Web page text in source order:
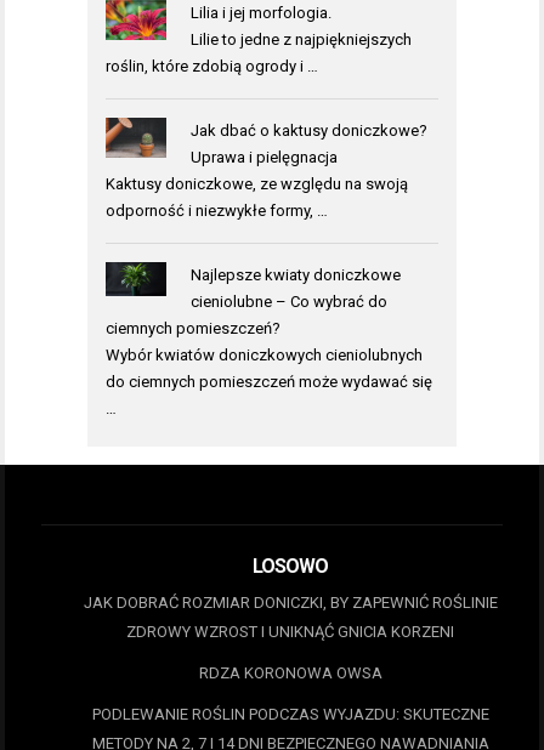
Lilia i jej morfologia.
Lilie to jedne z najpiękniejszych
roślin, które zdobią ogrody i …
Jak dbać o kaktusy doniczkowe?
Uprawa i pielęgnacja
Kaktusy doniczkowe, ze względu na swoją
odporność i niezwykłe formy, …
Najlepsze kwiaty doniczkowe
cieniolubne – Co wybrać do
ciemnych pomieszczeń?
Wybór kwiatów doniczkowych cieniolubnych
do ciemnych pomieszczeń może wydawać się
…
LOSOWO
JAK DOBRAĆ ROZMIAR DONICZKI, BY ZAPEWNIĆ ROŚLINIE
ZDROWY WZROST I UNIKNĄĆ GNICIA KORZENI
RDZA KORONOWA OWSA
PODLEWANIE ROŚLIN PODCZAS WYJAZDU: SKUTECZNE
METODY NA 2, 7 I 14 DNI BEZPIECZNEGO NAWADNIANIA